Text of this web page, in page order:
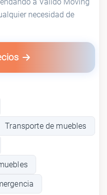
necesidad de
Transporte de muebles